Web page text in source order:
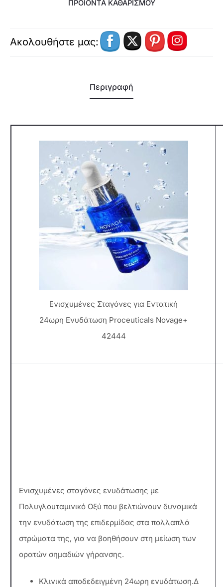
ΠΡΟΪΌΝΤΑ ΚΑΘΑΡΙΣΜΟΎ
Ακολουθήστε μας:
Περιγραφή
Eνισχυμένες Σταγόνες για Εντατική
24ωρη Ενυδάτωση Proceuticals Novage+
42444
Ενισχυμένες σταγόνες ενυδάτωσης με
Πολυγλουταμινικό Οξύ που βελτιώνουν δυναμικά
την ενυδάτωση της επιδερμίδας στα πολλαπλά
στρώματα της, για να βοηθήσουν στη μείωση των
ορατών σημαδιών γήρανσης.
Κλινικά αποδεδειγμένη 24ωρη ενυδάτωση.Δ